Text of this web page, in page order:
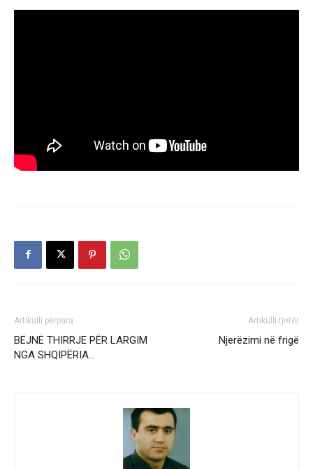
Artikulli përpara
BËJNË THIRRJE PËR LARGIM
NGA SHQIPËRIA…
Artikulli tjetër
Njerëzimi në frigë